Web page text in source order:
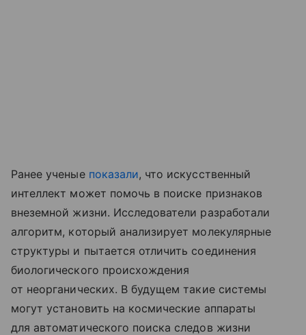
Ранее ученые показали, что искусственный
интеллект может помочь в поиске признаков
внеземной жизни. Исследователи разработали
алгоритм, который анализирует молекулярные
структуры и пытается отличить соединения
биологического происхождения
от неорганических. В будущем такие системы
могут установить на космические аппараты
для автоматического поиска следов жизни